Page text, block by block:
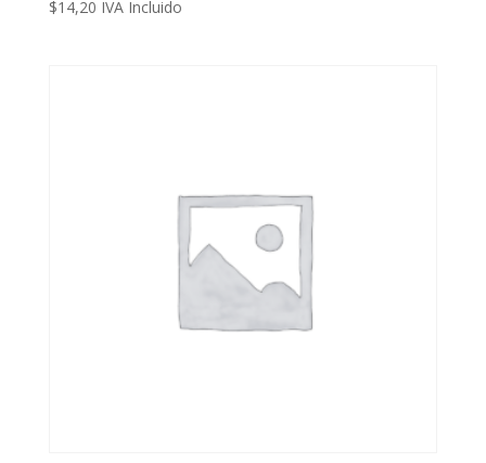
$14,20 IVA Incluido